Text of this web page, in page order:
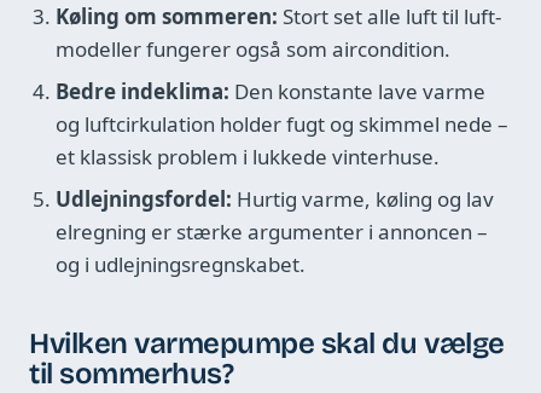
Køling om sommeren: Stort set alle luft til luft-
modeller fungerer også som aircondition.
Bedre indeklima: Den konstante lave varme
og luftcirkulation holder fugt og skimmel nede –
et klassisk problem i lukkede vinterhuse.
Udlejningsfordel: Hurtig varme, køling og lav
elregning er stærke argumenter i annoncen –
og i udlejningsregnskabet.
Hvilken varmepumpe skal du vælge
til sommerhus?